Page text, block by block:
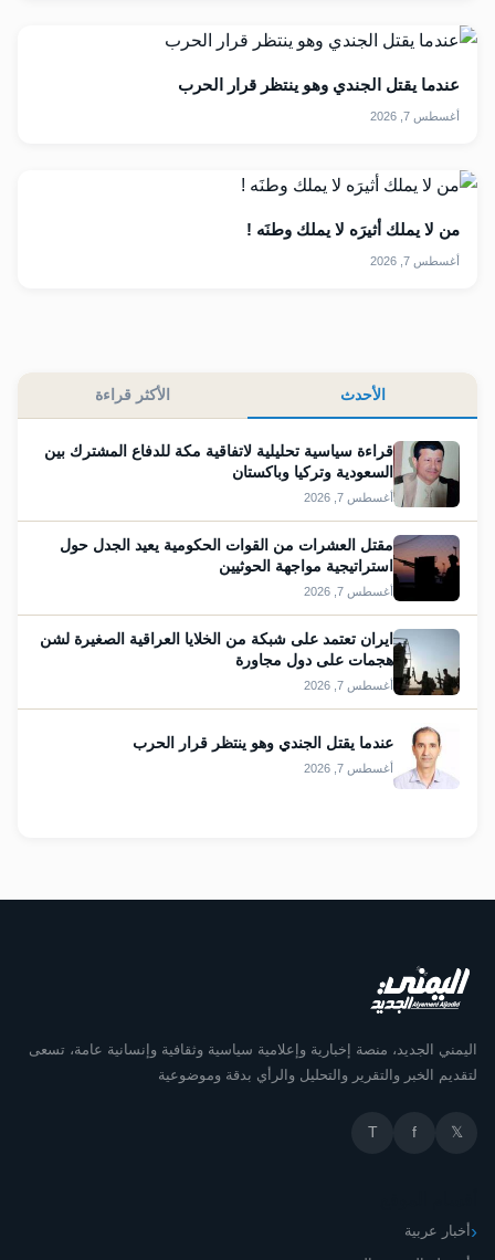
عندما يقتل الجندي وهو ينتظر قرار الحرب
أغسطس 7, 2026
من لا يملك أثيرَه لا يملك وطنَه !
أغسطس 7, 2026
الأحدث الأكثر قراءة
قراءة سياسية تحليلية لاتفاقية مكة للدفاع المشترك بين
السعودية وتركيا وباكستان
أغسطس 7, 2026
مقتل العشرات من القوات الحكومية يعيد الجدل حول
استراتيجية مواجهة الحوثيين
أغسطس 7, 2026
ايران تعتمد على شبكة من الخلايا العراقية الصغيرة لشن
هجمات على دول مجاورة
أغسطس 7, 2026
عندما يقتل الجندي وهو ينتظر قرار الحرب
أغسطس 7, 2026
اليمني الجديد، منصة إخبارية وإعلامية سياسية وثقافية وإنسانية عامة، تسعى
لتقديم الخبر والتقرير والتحليل والرأي بدقة وموضوعية
𝕏
f
T
أخبار عربية